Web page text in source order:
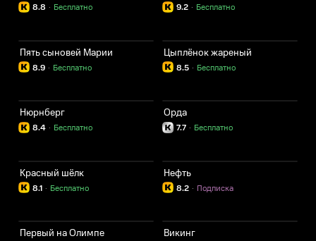
8.8 Бесплатно
· 9.2 Бесплатно
·
Пять сыновей Марии
8.9 Бесплатно
·
Цыплёнок жареный
8.5 Бесплатно
·
Нюрнберг
8.4 Бесплатно
·
Орда
7.7 Бесплатно
·
Красный шёлк
8.1 Бесплатно
·
Нефть
8.2 Подписка
·
Первый на Олимпе Викинг